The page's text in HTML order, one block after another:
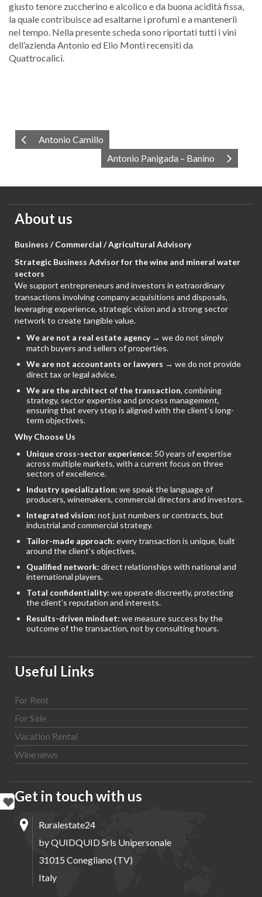
giusto tenore zuccherino e alcolico e da buona acidità fissa,
la quale contribuisce ad esaltarne i profumi e a mantenerli
nel tempo. Nella presente scheda sono riportati tutti i vini
dell’azienda Antonio ed Elio Monti recensiti da
Quattrocalici.
Antonio Camillo
Antonio Panigada – Banino
About us
Business / Commercial / Agricultural Advisory
Strategic Business Advisor for the wine and mineral water
sectors
We support entrepreneurs and investors in extraordinary
transactions involving company acquisitions and disposals,
leveraging experience, strategic vision and a strong sector
network to create tangible value.
We are not a real estate agency→ we do not simply
match buyers and sellers of properties.
We are not accountants or lawyers → we do not provide
direct tax or legal advice.
We are the architect of the transaction, combining
strategy, sector expertise and process management,
ensuring that every step is aligned with the client’s long-
term objectives.
Why Choose Us
Unique cross-sector experience: 50 years of expertise
across multiple markets, with a current focus on three
sectors of excellence.
Industry specialization: we speak the language of
producers, winemakers, commercial directors and investors.
Integrated vision: not just numbers or contracts, but
industrial and commercial strategy.
Tailor-made approach: every transaction is unique, built
around the client’s objectives.
Qualified network: direct relationships with national and
international players.
Total confidentiality: we operate discreetly, protecting
the client’s reputation and interests.
Results-driven mindset: we measure success by the
outcome of the transaction, not by consulting hours.
Useful Links
For Rent
For Sale
Vacation Rental
Wine news
Get in touch with us
Ruralestate24
by QUIDQUID Srls Unipersonale
31015 Conegliano (TV)
Italy